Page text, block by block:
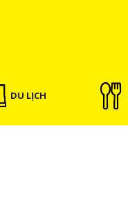
DU LỊCH